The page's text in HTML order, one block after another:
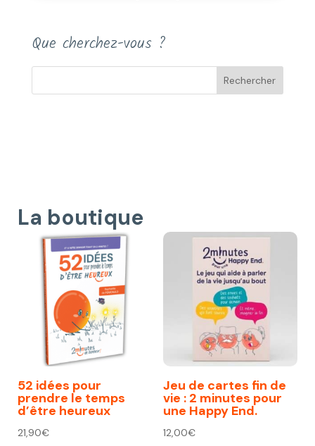
Que cherchez-vous ?
La boutique
52 idées pour
prendre le temps
d’être heureux
21,90€
Jeu de cartes fin de
vie : 2 minutes pour
une Happy End.
12,00€